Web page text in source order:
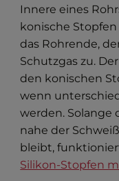
Innere eines
konische
das Rohrende,
Schutzgas zu.
den konischen
wenn
werden.
nahe der
bleibt,
Silikon-Stopfen